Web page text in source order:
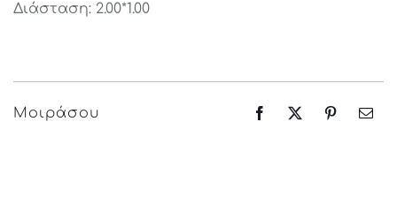
Διάσταση: 2.00*1.00
Μοιράσου